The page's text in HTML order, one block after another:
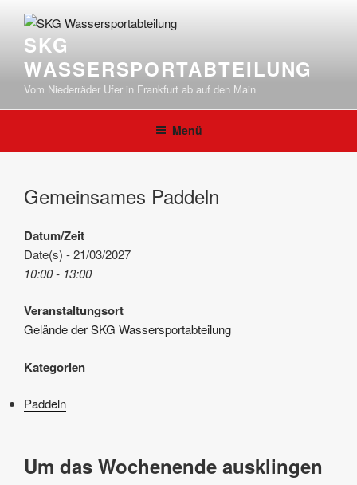
Inhalt
springenSKG
WASSERSPORTABTEILUNG
Vom Niederräder Ufer in Frankfurt ab auf den Main
Menü
Gemeinsames Paddeln
Datum/Zeit
Date(s) - 21/03/2027
10:00 - 13:00
Veranstaltungsort
Gelände der SKG Wassersportabteilung
Kategorien
Paddeln
Um das Wochenende ausklingen